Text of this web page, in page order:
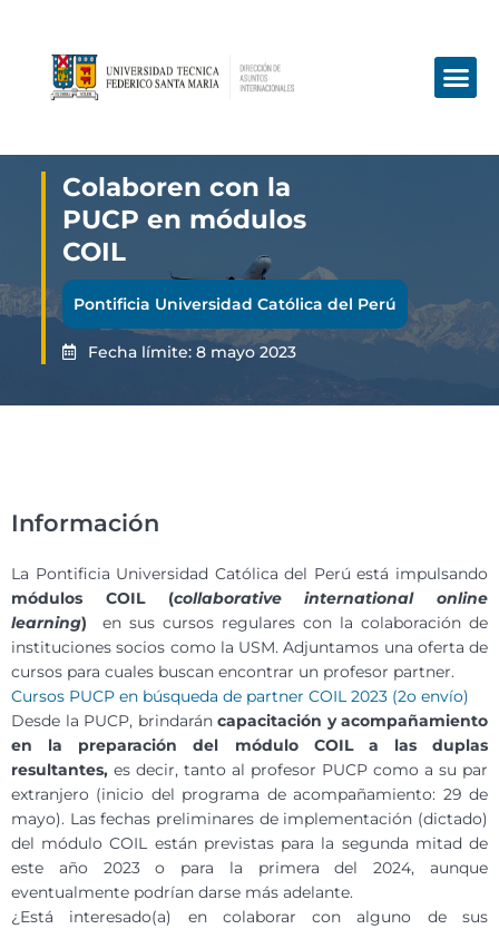
Colaboren con la
PUCP en módulos
COIL
Pontificia Universidad Católica del Perú
Fecha límite: 8 mayo 2023
Información
La Pontificia Universidad Católica del Perú está impulsando
módulos COIL (collaborative international online
learning) en sus cursos regulares con la colaboración de
instituciones socios como la USM. Adjuntamos una oferta de
cursos para cuales buscan encontrar un profesor partner.
Cursos PUCP en búsqueda de partner COIL 2023 (2o envío)
Desde la PUCP, brindarán capacitación y acompañamiento
en la preparación del módulo COIL a las duplas
resultantes, es decir, tanto al profesor PUCP como a su par
extranjero (inicio del programa de acompañamiento: 29 de
mayo). Las fechas preliminares de implementación (dictado)
del módulo COIL están previstas para la segunda mitad de
este año 2023 o para la primera del 2024, aunque
eventualmente podrían darse más adelante.
¿Está interesado(a) en colaborar con alguno de sus